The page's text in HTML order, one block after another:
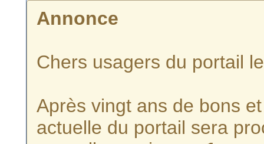
Annonce
Chers usagers du portail
Après vingt ans de bons
actuelle du portail sera